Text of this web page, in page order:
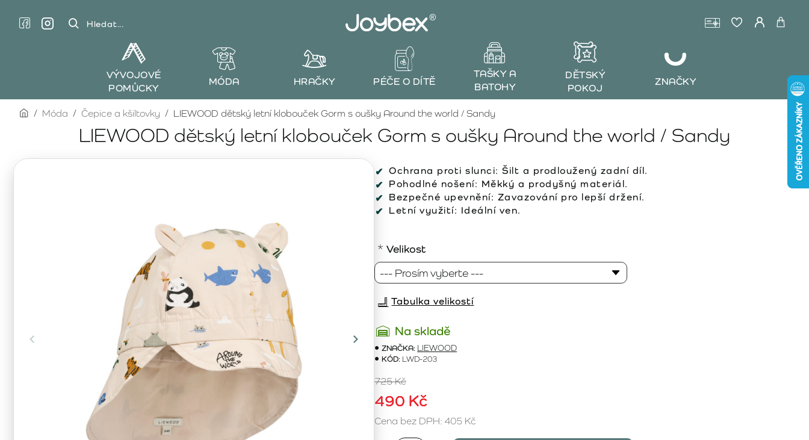
Hledat...
VÝVOJOVÉ
POMŮCKY
MÓDA HRAČKY PÉČE O DÍTĚ
TAŠKY A
BATOHY
DĚTSKÝ
POKOJ
ZNAČKY
LIEWOOD dětský letní klobouček Gorm s oušky Around the world / Sandy
homeMóda Čepice a kšiltovky LIEWOOD dětský letní klobouček Gorm s oušky Around the world / Sandy
Ochrana proti slunci: Šilt a prodloužený zadní díl.
Pohodlné nošení: Měkký a prodyšný materiál.
Bezpečné upevnění: Zavazování pro lepší držení.
Letní využití: Ideální ven.
Na skladě
ZNAČKA: LIEWOOD
KÓD: LWD-203
490 Kč
725 Kč
Cena bez DPH: 405 Kč
Velikost
Tabulka velikostí